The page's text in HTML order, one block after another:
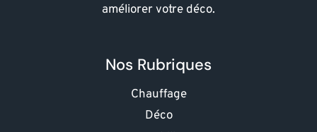
améliorer votre déco.
Nos Rubriques
Chauffage
Déco